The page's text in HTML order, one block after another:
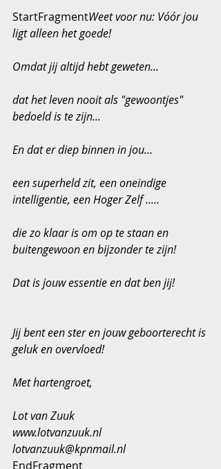
StartFragmentWeet voor nu: Vóór jou
ligt alleen het goede!
Omdat jij altijd hebt geweten...
dat het leven nooit als "gewoontjes"
bedoeld is te zijn...
En dat er diep binnen in jou…
een superheld zit, een oneindige
intelligentie, een Hoger Zelf .....
die zo klaar is om op te staan en
buitengewoon en bijzonder te zijn!
Dat is jouw essentie en dat ben jij!
Jij bent een ster en jouw geboorterecht is
geluk en overvloed!
Met hartengroet,
Lot van Zuuk
www.lotvanzuuk.nl
lotvanzuuk@kpnmail.nl
EndFragment